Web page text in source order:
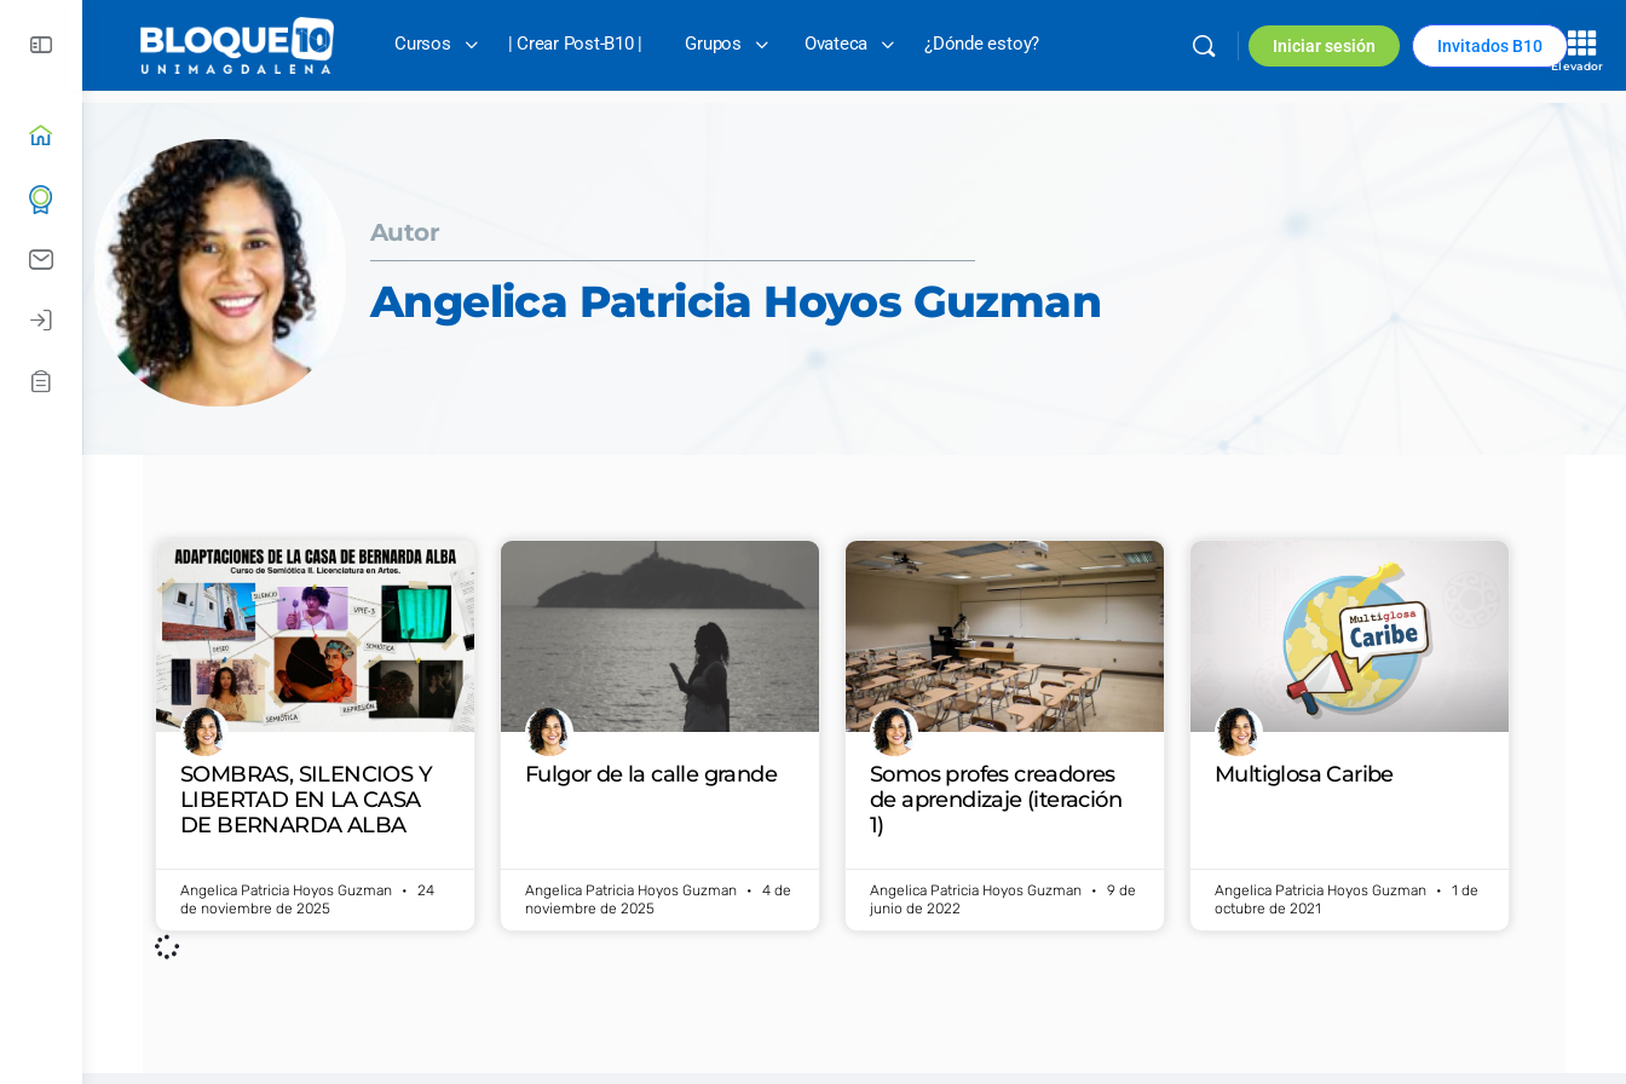
Cursos | Crear Post-B10 | Grupos Ovateca ¿Dónde estoy? Iniciar sesión Invitados B10
Autor
Angelica Patricia Hoyos Guzman
SOMBRAS, SILENCIOS Y
LIBERTAD EN LA CASA
DE BERNARDA ALBA
Angelica Patricia Hoyos Guzman
24
de noviembre de 2025
Fulgor de la calle grande
Angelica Patricia Hoyos Guzman
4 de
noviembre de 2025
Somos profes creadores
de aprendizaje (iteración
1)
Angelica Patricia Hoyos Guzman
9 de
junio de 2022
Multiglosa Caribe
Angelica Patricia Hoyos Guzman
1 de
octubre de 2021
Elevador